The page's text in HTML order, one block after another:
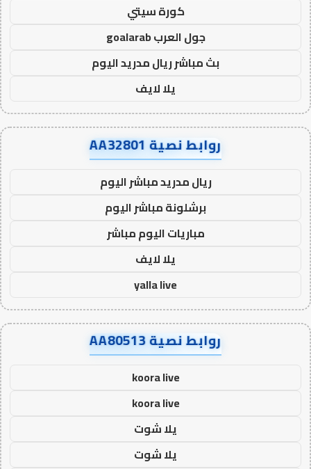
كورة سيتي
جول العرب goalarab
بث مباشر ريال مدريد اليوم
يلا لايف
روابط نصية AA32801
ريال مدريد مباشر اليوم
برشلونة مباشر اليوم
مباريات اليوم مباشر
يلا لايف
yalla live
روابط نصية AA80513
koora live
koora live
يلا شوت
يلا شوت